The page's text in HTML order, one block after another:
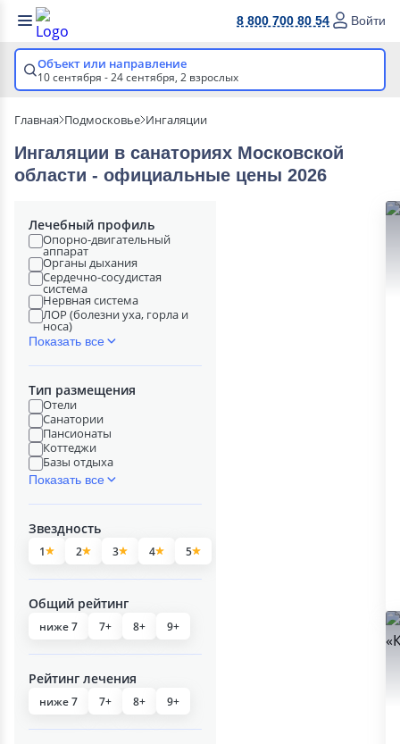
8 800 700 80 54 Войти
Объект или направление
10 сентября - 24 сентября, 2 взрослых
Главная Подмосковье Ингаляции
Ингаляции в cанаториях Московской
области - официальные цены 2026
Лечебный профиль
Опорно-двигательный
аппарат
Органы дыхания
Сердечно-сосудистая
система
Нервная система
ЛОР (болезни уха, горла и
носа)
Показать все
Тип размещения
Отели
Санатории
Пансионаты
Коттеджи
Базы отдыха
Показать все
Звездность
1 2 3 4 5
Общий рейтинг
ниже 7 7+ 8+ 9+
Рейтинг лечения
ниже 7 7+ 8+ 9+